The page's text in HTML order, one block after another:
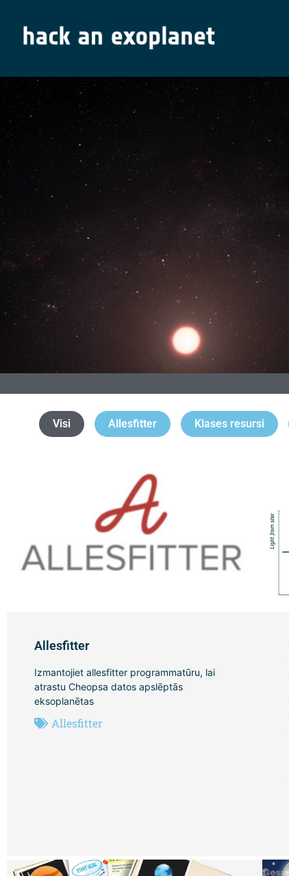
Visi Allesfitter Klases resursi
Allesfitter
Izmantojiet allesfitter programmatūru, lai
atrastu Cheopsa datos apslēptās
eksoplanētas
Allesfitter